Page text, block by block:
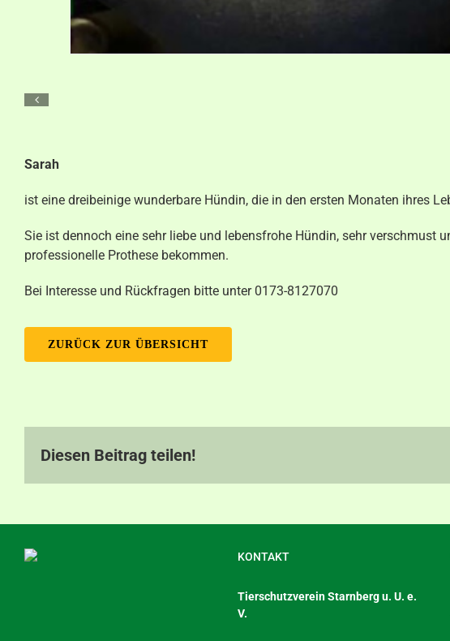
Sarah
ist eine dreibeinige wunderbare Hündin, die in den ersten Monaten ihres
Sie ist dennoch eine sehr liebe und lebensfrohe Hündin, sehr verschmust
professionelle Prothese bekommen.
Bei Interesse und Rückfragen bitte unter 0173-8127070
ZURÜCK ZUR ÜBERSICHT
Diesen Beitrag teilen!
KONTAKT
Tierschutzverein Starnberg u. U. e.
V.